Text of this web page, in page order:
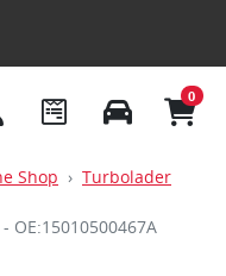
0
Shop
Turbolader
OE:15010500467A